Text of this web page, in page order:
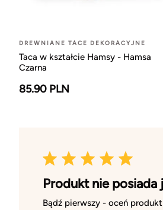
DREWNIANE TACE DEKORACYJNE
Taca w kształcie Hamsy - Hamsa
Czarna
85.90 PLN
Produkt nie posiada
Bądź pierwszy - oceń